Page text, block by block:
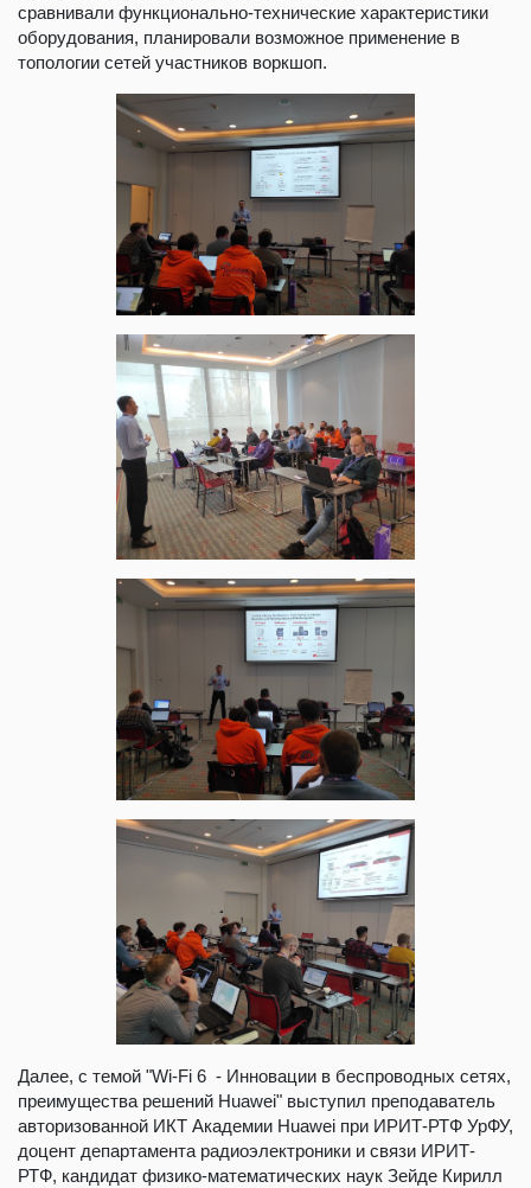
сравнивали функционально-технические характеристики
оборудования, планировали возможное применение в
топологии сетей участников воркшоп.
Далее, с темой "Wi-Fi 6 - Инновации в беспроводных сетях,
преимущества решений Huawei" выступил преподаватель
авторизованной ИКТ Академии Huawei при ИРИТ-РТФ УрФУ,
доцент департамента радиоэлектроники и связи ИРИТ-
РТФ, кандидат физико-математических наук Зейде Кирилл